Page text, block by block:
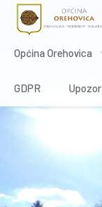
Općina Orehovica
GDPR